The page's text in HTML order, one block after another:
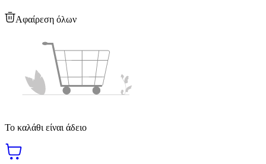
Αφαίρεση όλων
Το καλάθι είναι άδειο